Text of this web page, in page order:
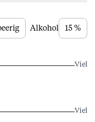
Alkohol 15 %
Viel
Viel